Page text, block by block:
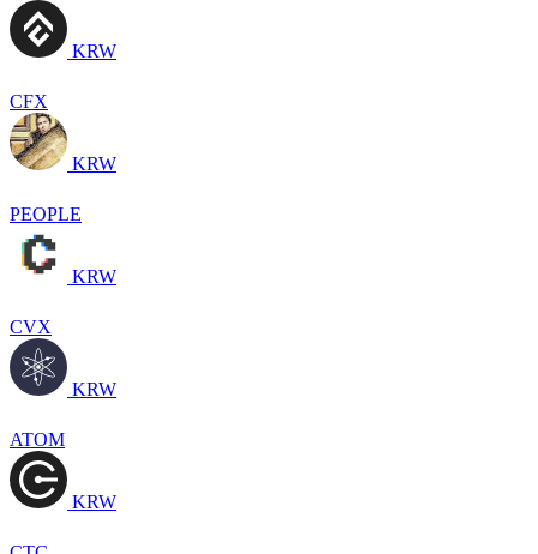
KRW
CFX
KRW
PEOPLE
KRW
CVX
KRW
ATOM
KRW